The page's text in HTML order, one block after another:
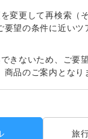
変更して再検索（
要望の条件に近いツ
きないため、ご要
品のご案内となり
旅